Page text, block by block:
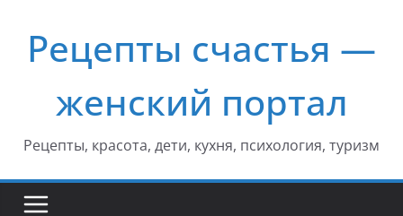
содержимому
Рецепты счастья —
женский портал
Рецепты, красота, дети, кухня, психология, туризм